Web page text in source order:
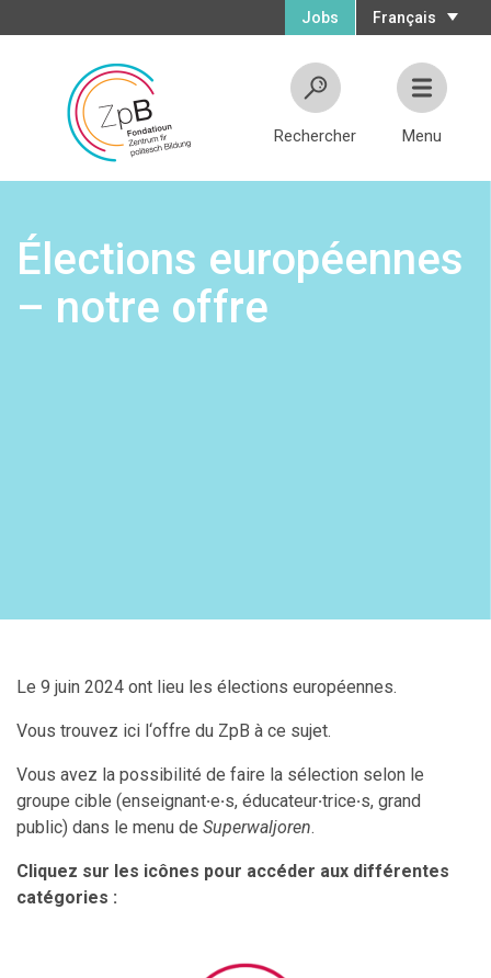
Français
Jobs
Rechercher Menu
Élections européennes
– notre offre
Le 9 juin 2024 ont lieu les élections européennes.
Vous trouvez ici l‘offre du ZpB à ce sujet.
Vous avez la possibilité de faire la sélection selon le
groupe cible (enseignant·e·s, éducateur·trice·s, grand
public) dans le menu de Superwaljoren.
Cliquez sur les icônes pour accéder aux différentes
catégories :